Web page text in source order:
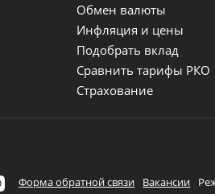
Обмен валюты
Инфляция и цены
Подобрать вклад
Сравнить тарифы РКО
Страхование
Форма обратной связи Вакансии